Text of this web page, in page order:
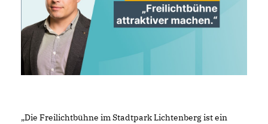
Die Freilichtbühne im Stadtpark Lichtenberg ist ein